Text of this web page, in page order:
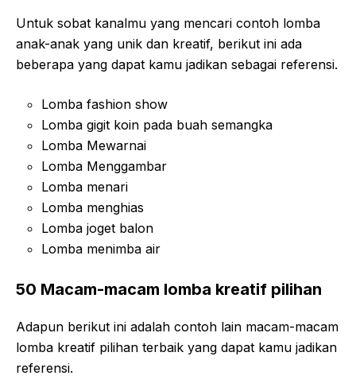
Untuk sobat kanalmu yang mencari contoh lomba
anak-anak yang unik dan kreatif, berikut ini ada
beberapa yang dapat kamu jadikan sebagai referensi.
Lomba fashion show
Lomba gigit koin pada buah semangka
Lomba Mewarnai
Lomba Menggambar
Lomba menari
Lomba menghias
Lomba joget balon
Lomba menimba air
50 Macam-macam lomba kreatif pilihan
Adapun berikut ini adalah contoh lain macam-macam
lomba kreatif pilihan terbaik yang dapat kamu jadikan
referensi.